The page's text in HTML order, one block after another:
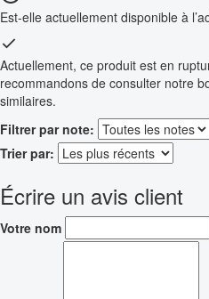
Est-elle actuellement disponible à
Actuellement, ce produit est en
recommandons de consulter notre
similaires.
Filtrer par note:
Trier par:
Écrire un avis client
Votre nom